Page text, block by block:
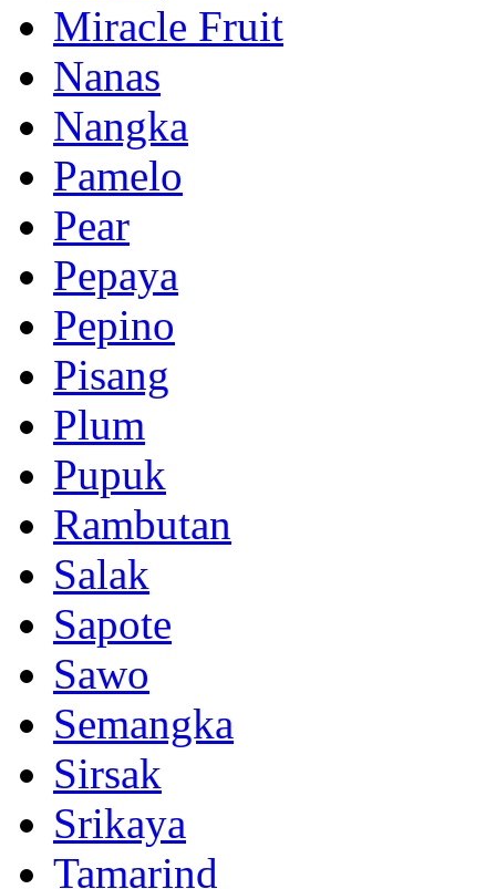
Miracle Fruit
Nanas
Nangka
Pamelo
Pear
Pepaya
Pepino
Pisang
Plum
Pupuk
Rambutan
Salak
Sapote
Sawo
Semangka
Sirsak
Srikaya
Tamarind